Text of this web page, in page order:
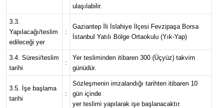
ulaşılabilir.
3.3.
Yapılacağı/teslim
edileceği yer
:
Gaziantep İli İslahiye İlçesi Fevzipaşa Borsa
İstanbul Yatılı Bölge Ortaokulu (Yık-Yap)
3.4. Süresi/teslim
tarihi
:
Yer tesliminden itibaren 300 (Üçyüz) takvim
günüdür.
3.5. İşe başlama
tarihi
:
Sözleşmenin imzalandığı tarihten itibaren 10
gün içinde
yer teslimi yapılarak işe başlanacaktır.